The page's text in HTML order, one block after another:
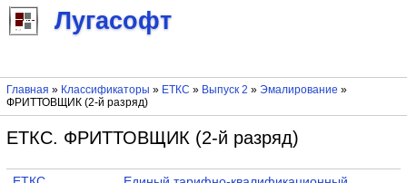
Лугасофт
Главная » Классификаторы » ЕТКС » Выпуск 2 » Эмалирование »
ФРИТТОВЩИК (2-й разряд)
ЕТКС. ФРИТТОВЩИК (2-й разряд)